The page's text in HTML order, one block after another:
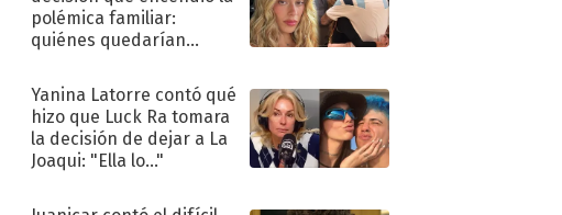
polémica familiar:
quiénes quedarían
Yanina Latorre contó qué
hizo que Luck Ra tomara
la decisión de dejar a La
Joaqui: "Ella lo..."